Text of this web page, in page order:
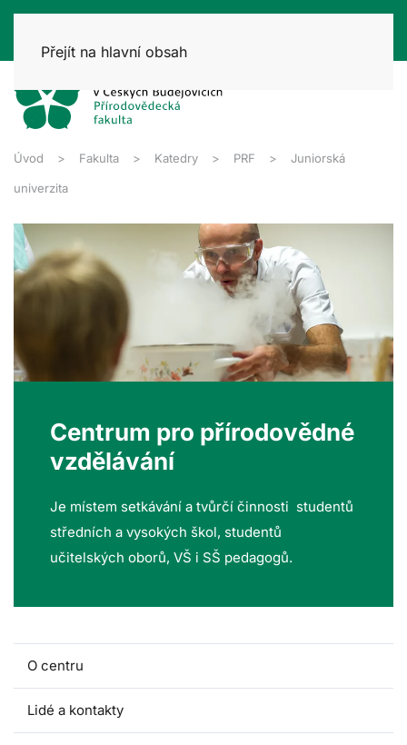
Přejít na hlavní obsah
Úvod Fakulta Katedry PRF Juniorská
univerzita
Centrum pro přírodovědné
vzdělávání
Je místem setkávání a tvůrčí činnosti studentů
středních a vysokých škol, studentů
učitelských oborů, VŠ i SŠ pedagogů.
O centru
Lidé a kontakty